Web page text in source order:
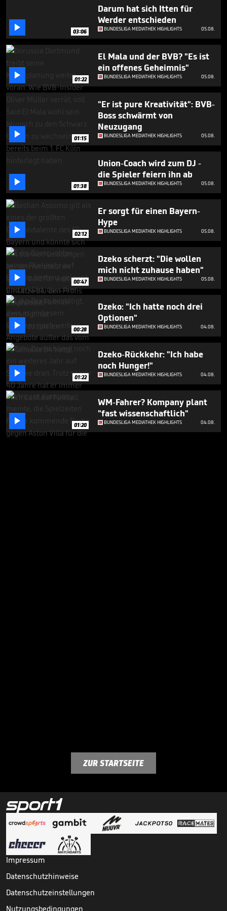
 03:06
Darum hat sich Itten für
Werder entschieden
BUNDESLIGA MEDIATHEK HIGHLIGHTS 05.08.
 01:22
El Mala und der BVB? "Es ist
ein offenes Geheimnis"
BUNDESLIGA MEDIATHEK HIGHLIGHTS 05.08.
 01:15
"Er ist pure Kreativität": BVB-
Boss schwärmt von
Neuzugang
BUNDESLIGA MEDIATHEK HIGHLIGHTS 05.08.
 01:38
Union-Coach wird zum DJ -
die Spieler feiern ihn ab
BUNDESLIGA MEDIATHEK HIGHLIGHTS 05.08.
 02:12
Er sorgt für einen Bayern-
Hype
BUNDESLIGA MEDIATHEK HIGHLIGHTS 05.08.
 00:47
Dzeko scherzt: "Die wollen
mich nicht zuhause haben"
BUNDESLIGA MEDIATHEK HIGHLIGHTS 05.08.
 00:28
Dzeko: "Ich hatte noch drei
Optionen"
BUNDESLIGA MEDIATHEK HIGHLIGHTS 04.08.
 01:22
Dzeko-Rückkehr: "Ich habe
noch Hunger!"
BUNDESLIGA MEDIATHEK HIGHLIGHTS 04.08.
 01:20
WM-Fahrer? Kompany plant
"fast wissenschaftlich"
BUNDESLIGA MEDIATHEK HIGHLIGHTS 04.08.
ZUR STARTSEITE
Impressum
Datenschutzhinweise
Datenschutzeinstellungen
Nutzungsbedingungen